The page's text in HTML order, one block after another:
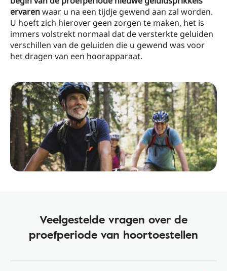
ervarenwaar u na een tijdje gewend aan zal worden.
U hoeft zich hierover geen zorgen te maken, het is
immers volstrekt normaal dat de versterkte geluiden
verschillen van de geluiden die u gewend was voor
het dragen van een hoorapparaat.
Veelgestelde vragen over de
proefperiode van hoortoestellen